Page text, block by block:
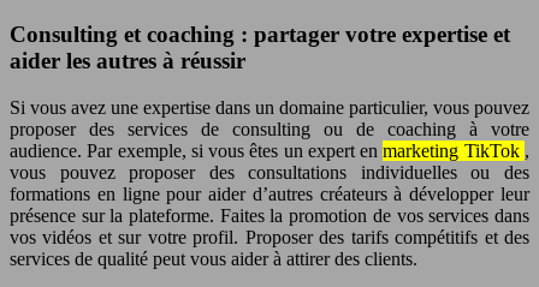
Consulting et coaching : partager votre expertise et
aider les autres à réussir
Si vous avez une expertise dans un domaine particulier, vous pouvez
proposer des services de consulting ou de coaching à votre
audience. Par exemple, si vous êtes un expert enmarketing TikTok ,
vous pouvez proposer des consultations individuelles ou des
formations en ligne pour aider d’autres créateurs à développer leur
présence sur la plateforme. Faites la promotion de vos services dans
vos vidéos et sur votre profil. Proposer des tarifs compétitifs et des
services de qualité peut vous aider à attirer des clients.